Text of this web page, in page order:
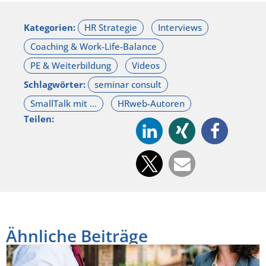
Kategorien:
Schlagwörter:
Teilen:
Ähnliche Beiträge